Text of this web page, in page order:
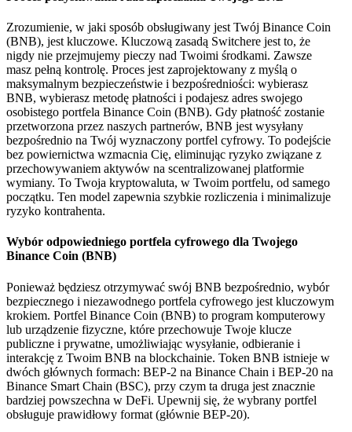
Zrozumienie, w jaki sposób obsługiwany jest Twój Binance Coin
(BNB), jest kluczowe. Kluczową zasadą Switchere jest to, że
nigdy nie przejmujemy pieczy nad Twoimi środkami. Zawsze
masz pełną kontrolę. Proces jest zaprojektowany z myślą o
maksymalnym bezpieczeństwie i bezpośredniości: wybierasz
BNB, wybierasz metodę płatności i podajesz adres swojego
osobistego portfela Binance Coin (BNB). Gdy płatność zostanie
przetworzona przez naszych partnerów, BNB jest wysyłany
bezpośrednio na Twój wyznaczony portfel cyfrowy. To podejście
bez powiernictwa wzmacnia Cię, eliminując ryzyko związane z
przechowywaniem aktywów na scentralizowanej platformie
wymiany. To Twoja kryptowaluta, w Twoim portfelu, od samego
początku. Ten model zapewnia szybkie rozliczenia i minimalizuje
ryzyko kontrahenta.
Wybór odpowiedniego portfela cyfrowego dla Twojego
Binance Coin (BNB)
Ponieważ będziesz otrzymywać swój BNB bezpośrednio, wybór
bezpiecznego i niezawodnego portfela cyfrowego jest kluczowym
krokiem. Portfel Binance Coin (BNB) to program komputerowy
lub urządzenie fizyczne, które przechowuje Twoje klucze
publiczne i prywatne, umożliwiając wysyłanie, odbieranie i
interakcję z Twoim BNB na blockchainie. Token BNB istnieje w
dwóch głównych formach: BEP-2 na Binance Chain i BEP-20 na
Binance Smart Chain (BSC), przy czym ta druga jest znacznie
bardziej powszechna w DeFi. Upewnij się, że wybrany portfel
obsługuje prawidłowy format (głównie BEP-20).